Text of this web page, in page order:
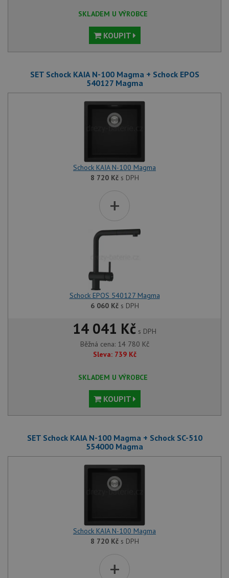
SKLADEM U VÝROBCE
KOUPIT
SET Schock KAIA N-100 Magma + Schock EPOS
540127 Magma
Schock KAIA N-100 Magma
8 720 Kčs DPH
+
Schock EPOS 540127 Magma
6 060 Kčs DPH
14 041 Kč s DPH
Běžná cena: 14 780 Kč
Sleva: 739 Kč
SKLADEM U VÝROBCE
KOUPIT
SET Schock KAIA N-100 Magma + Schock SC-510
554000 Magma
Schock KAIA N-100 Magma
8 720 Kčs DPH
+